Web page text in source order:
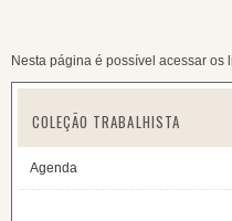
Nesta página é possível acessar os
COLEÇÃO TRABALHISTA
Agenda